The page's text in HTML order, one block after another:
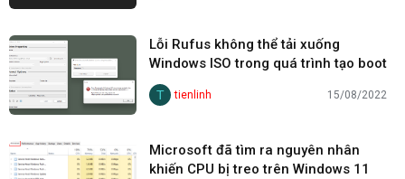
Lỗi Rufus không thể tải xuống
Windows ISO trong quá trình tạo boot
T tienlinh 15/08/2022
Microsoft đã tìm ra nguyên nhân
khiến CPU bị treo trên Windows 11